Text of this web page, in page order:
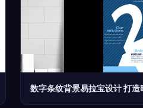
数字条纹背景易拉宝设计 打